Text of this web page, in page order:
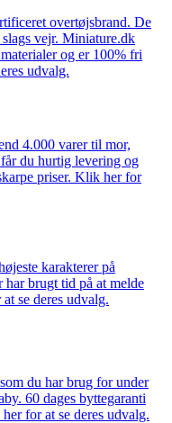
overtøjsbrand. De
vejr. Miniature.dk
og er 100% fri
udvalg.
4.000 varer til mor,
du hurtig levering og
priser. Klik her for
karakterer på
brugt tid på at melde
se deres udvalg.
du har brug for under
60 dages byttegaranti
for at se deres udvalg.